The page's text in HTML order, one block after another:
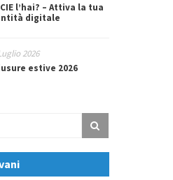
l’hai? – Attiva la tua
digitale
2026
estive 2026